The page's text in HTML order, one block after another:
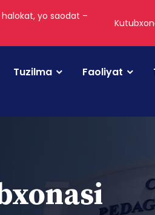
yo saodat –
Tuzilma Faoliyat